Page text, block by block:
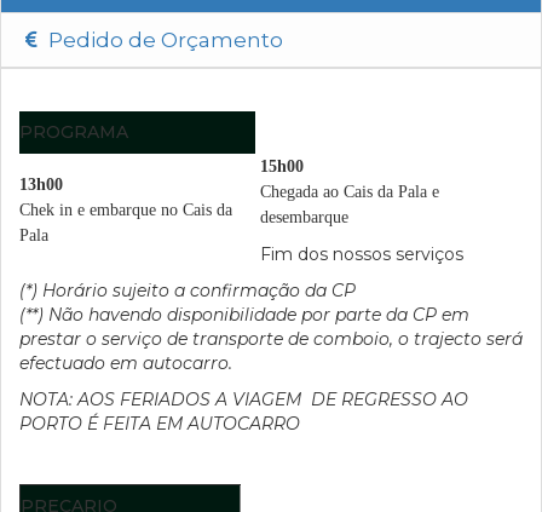
Pedido de Orçamento
PROGRAMA
13h00
Chek in e embarque no Cais da
Pala
15h00
Chegada ao Cais da Pala e
desembarque
Fim dos nossos serviços
(*) Horário sujeito a confirmação da CP
(**) Não havendo disponibilidade por parte da CP em
prestar o serviço de transporte de comboio, o trajecto será
efectuado em autocarro.
NOTA: AOS FERIADOS A VIAGEM DE REGRESSO AO
PORTO É FEITA EM AUTOCARRO
PREÇARIO